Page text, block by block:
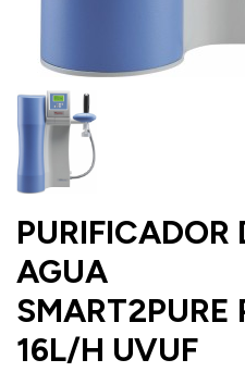
PURIFICADOR
AGUA
SMART2PURE
16L/H UVUF